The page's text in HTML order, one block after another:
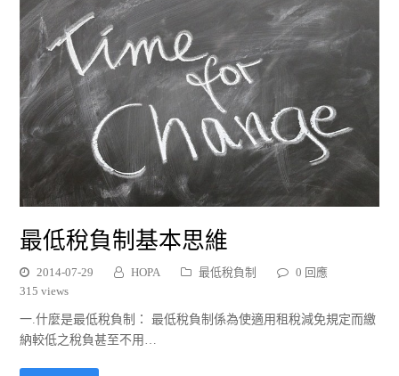
最低稅負制基本思維
2014-07-29 HOPA 最低稅負制
0 回應
315 views
一.什麼是最低稅負制： 最低稅負制係為使適用租稅減免規定而繳
納較低之稅負甚至不用…